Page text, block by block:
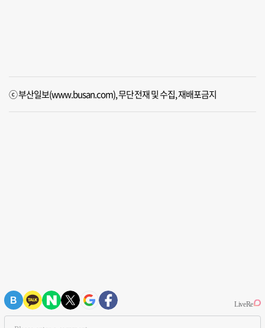
ⓒ 부산일보(www.busan.com), 무단전재 및 수집, 재배포금지